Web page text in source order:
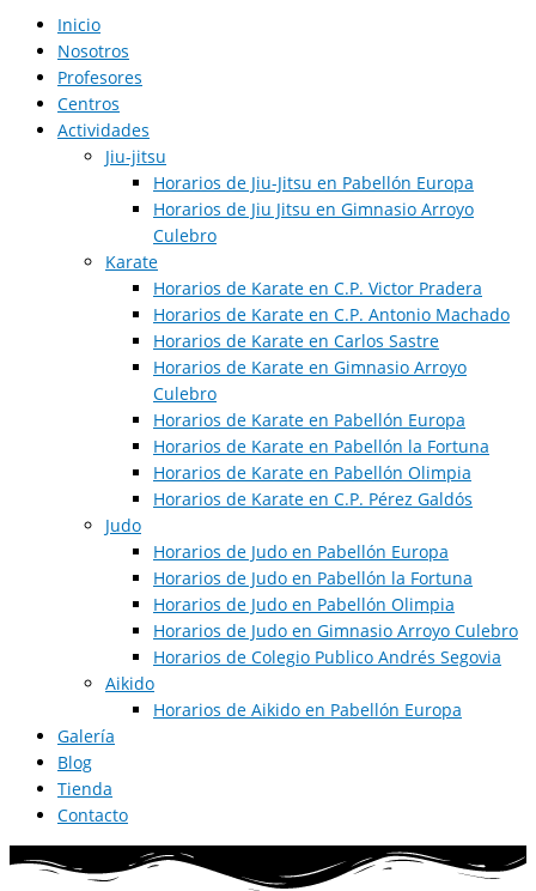
Inicio
Nosotros
Profesores
Centros
Actividades
Jiu-jitsu
Horarios de Jiu-Jitsu en Pabellón Europa
Horarios de Jiu Jitsu en Gimnasio Arroyo
Culebro
Karate
Horarios de Karate en C.P. Victor Pradera
Horarios de Karate en C.P. Antonio Machado
Horarios de Karate en Carlos Sastre
Horarios de Karate en Gimnasio Arroyo
Culebro
Horarios de Karate en Pabellón Europa
Horarios de Karate en Pabellón la Fortuna
Horarios de Karate en Pabellón Olimpia
Horarios de Karate en C.P. Pérez Galdós
Judo
Horarios de Judo en Pabellón Europa​
Horarios de Judo en Pabellón la Fortuna
Horarios de Judo en Pabellón Olimpia
Horarios de Judo en Gimnasio Arroyo Culebro
Horarios de Colegio Publico Andrés Segovia
Aikido
Horarios de Aikido en Pabellón Europa​
Galería
Blog
Tienda
Contacto